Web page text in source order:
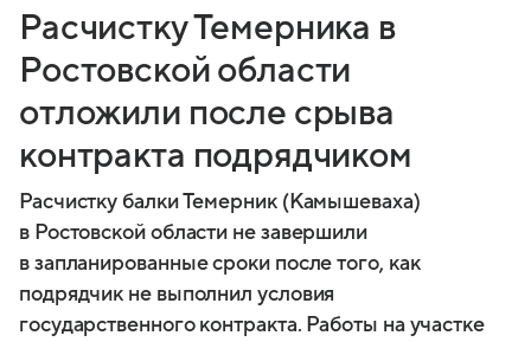
Расчистку Темерника в
Ростовской области
отложили после срыва
контракта подрядчиком
Расчистку балки Темерник (Камышеваха)
в Ростовской области не завершили
в запланированные сроки после того, как
подрядчик не выполнил условия
государственного контракта. Работы на участке